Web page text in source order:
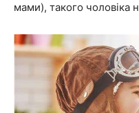
мами), такого чоловіка